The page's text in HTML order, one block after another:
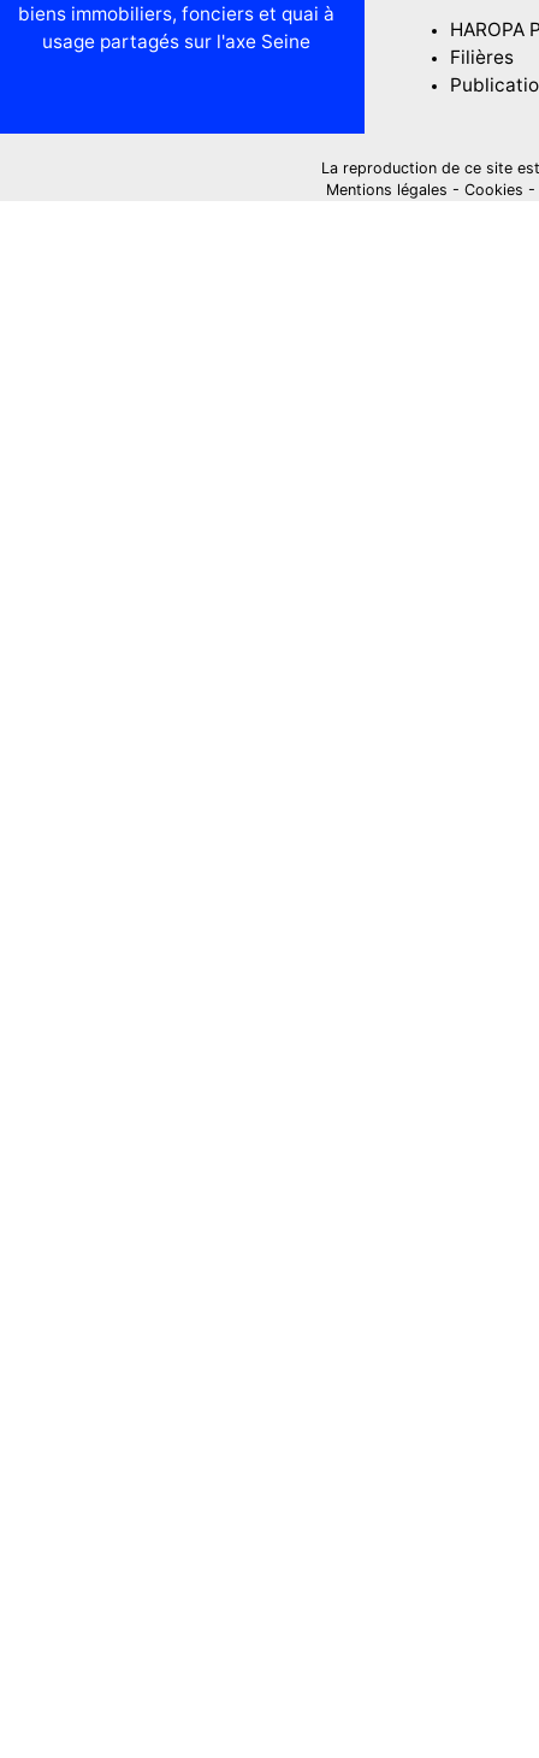
biens immobiliers, fonciers et quai à
usage partagés sur l'axe Seine
HAROPA
Filières
La reproduction de ce site
Mentions légales - Cookies -